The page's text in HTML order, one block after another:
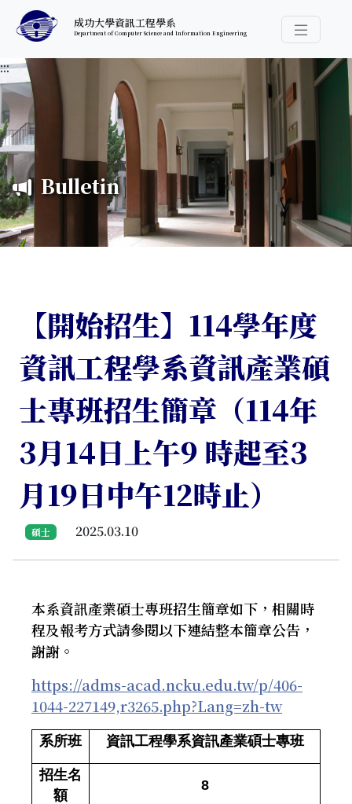
跳至中央內容區塊
成功大學資訊工程學系
Department of Computer Science and Information Engineering
導覽選
:::
Bulletin
【開始招生】114學年度
資訊工程學系資訊產業碩
士專班招生簡章（114年
3月14日上午9 時起至3
月19日中午12時止）
碩士 2025.03.10
本系資訊產業碩士專班招生簡章如下，相關時
程及報考方式請參閱以下連結整本簡章公告，
謝謝。
https://adms-acad.ncku.edu.tw/p/406-
1044-227149,r3265.php?Lang=zh-tw
系所班 資訊工程學系資訊產業碩士專班
招生名
額
8